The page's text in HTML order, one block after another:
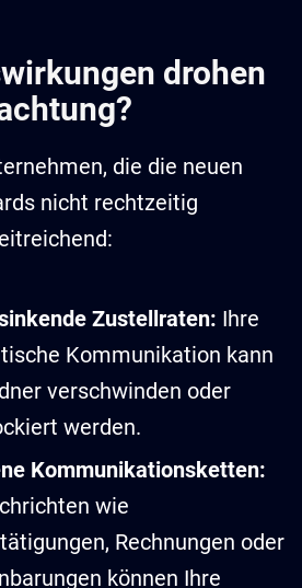
drohen
die die neuen
nicht rechtzeitig
Zustellraten: Ihre
Kommunikation kann
verschwinden oder
werden.
Kommunikationsketten:
wie
Rechnungen oder
können Ihre